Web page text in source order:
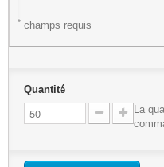
* champs requis
Quantité
La